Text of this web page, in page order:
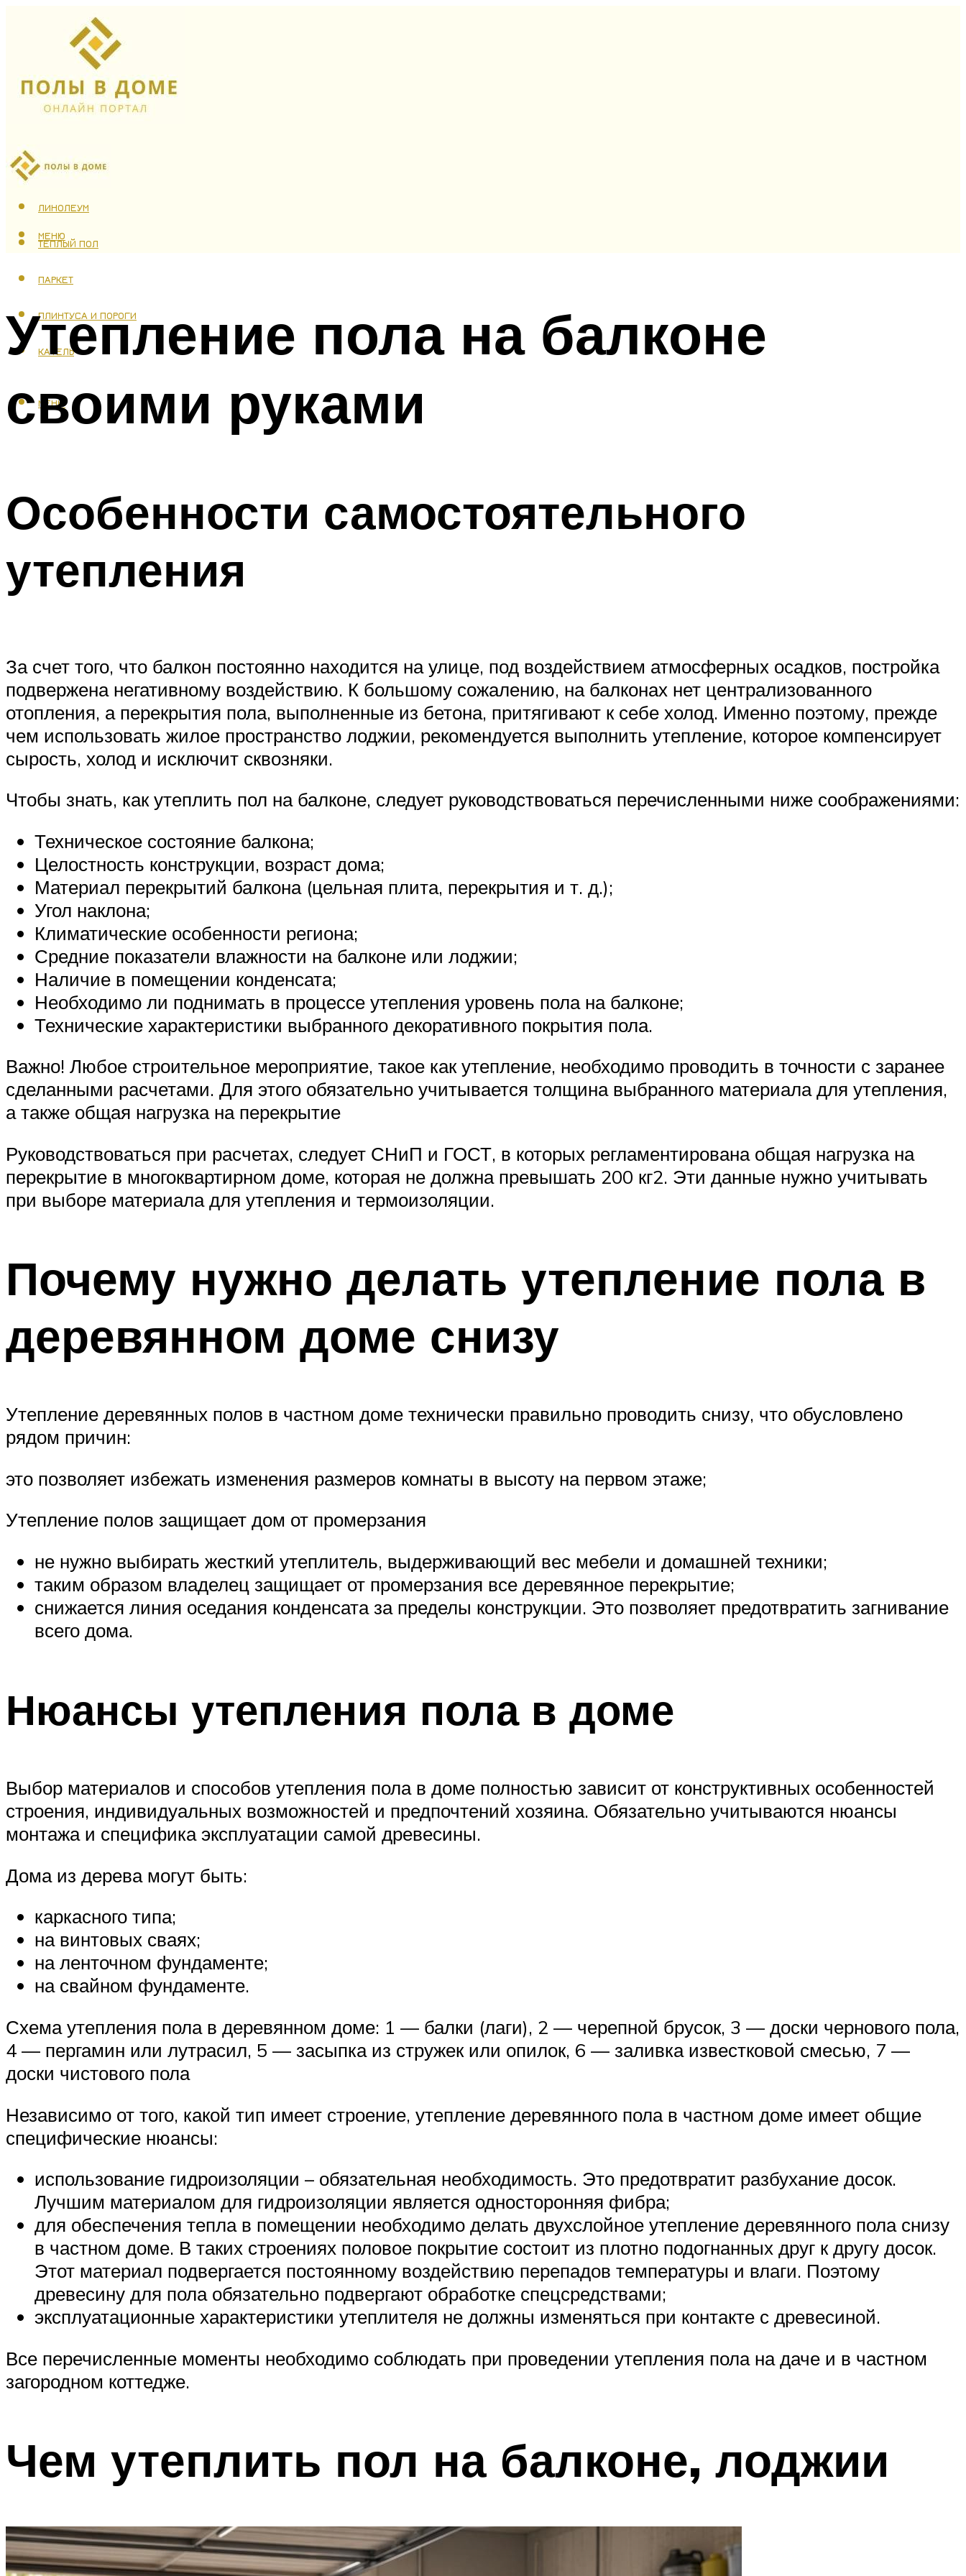
ЛАМИНАТ
ЛИНОЛЕУМ
ТЕПЛЫЙ ПОЛ
ПАРКЕТ
ПЛИНТУСА И ПОРОГИ
КАФЕЛЬ
МЕНЮ
МЕНЮ
Утепление пола на балконе
своими руками
Особенности самостоятельного
утепления
За счет того, что балкон постоянно находится на улице, под воздействием атмосферных осадков, постройка
подвержена негативному воздействию. К большому сожалению, на балконах нет централизованного
отопления, а перекрытия пола, выполненные из бетона, притягивают к себе холод. Именно поэтому, прежде
чем использовать жилое пространство лоджии, рекомендуется выполнить утепление, которое компенсирует
сырость, холод и исключит сквозняки.
Чтобы знать, как утеплить пол на балконе, следует руководствоваться перечисленными ниже соображениями:
Техническое состояние балкона;
Целостность конструкции, возраст дома;
Материал перекрытий балкона (цельная плита, перекрытия и т. д.);
Угол наклона;
Климатические особенности региона;
Средние показатели влажности на балконе или лоджии;
Наличие в помещении конденсата;
Необходимо ли поднимать в процессе утепления уровень пола на балконе;
Технические характеристики выбранного декоративного покрытия пола.
Важно! Любое строительное мероприятие, такое как утепление, необходимо проводить в точности с заранее
сделанными расчетами. Для этого обязательно учитывается толщина выбранного материала для утепления,
а также общая нагрузка на перекрытие
Руководствоваться при расчетах, следует СНиП и ГОСТ, в которых регламентирована общая нагрузка на
перекрытие в многоквартирном доме, которая не должна превышать 200 кг2. Эти данные нужно учитывать
при выборе материала для утепления и термоизоляции.
Почему нужно делать утепление пола в
деревянном доме снизу
Утепление деревянных полов в частном доме технически правильно проводить снизу, что обусловлено
рядом причин:
это позволяет избежать изменения размеров комнаты в высоту на первом этаже;
Утепление полов защищает дом от промерзания
не нужно выбирать жесткий утеплитель, выдерживающий вес мебели и домашней техники;
таким образом владелец защищает от промерзания все деревянное перекрытие;
снижается линия оседания конденсата за пределы конструкции. Это позволяет предотвратить загнивание
всего дома.
Нюансы утепления пола в доме
Выбор материалов и способов утепления пола в доме полностью зависит от конструктивных особенностей
строения, индивидуальных возможностей и предпочтений хозяина. Обязательно учитываются нюансы
монтажа и специфика эксплуатации самой древесины.
Дома из дерева могут быть:
каркасного типа;
на винтовых сваях;
на ленточном фундаменте;
на свайном фундаменте.
Схема утепления пола в деревянном доме: 1 — балки (лаги), 2 — черепной брусок, 3 — доски чернового пола,
4 — пергамин или лутрасил, 5 — засыпка из стружек или опилок, 6 — заливка известковой смесью, 7 —
доски чистового пола
Независимо от того, какой тип имеет строение, утепление деревянного пола в частном доме имеет общие
специфические нюансы:
использование гидроизоляции – обязательная необходимость. Это предотвратит разбухание досок.
Лучшим материалом для гидроизоляции является односторонняя фибра;
для обеспечения тепла в помещении необходимо делать двухслойное утепление деревянного пола снизу
в частном доме. В таких строениях половое покрытие состоит из плотно подогнанных друг к другу досок.
Этот материал подвергается постоянному воздействию перепадов температуры и влаги. Поэтому
древесину для пола обязательно подвергают обработке спецсредствами;
эксплуатационные характеристики утеплителя не должны изменяться при контакте с древесиной.
Все перечисленные моменты необходимо соблюдать при проведении утепления пола на даче и в частном
загородном коттедже.
Чем утеплить пол на балконе, лоджии